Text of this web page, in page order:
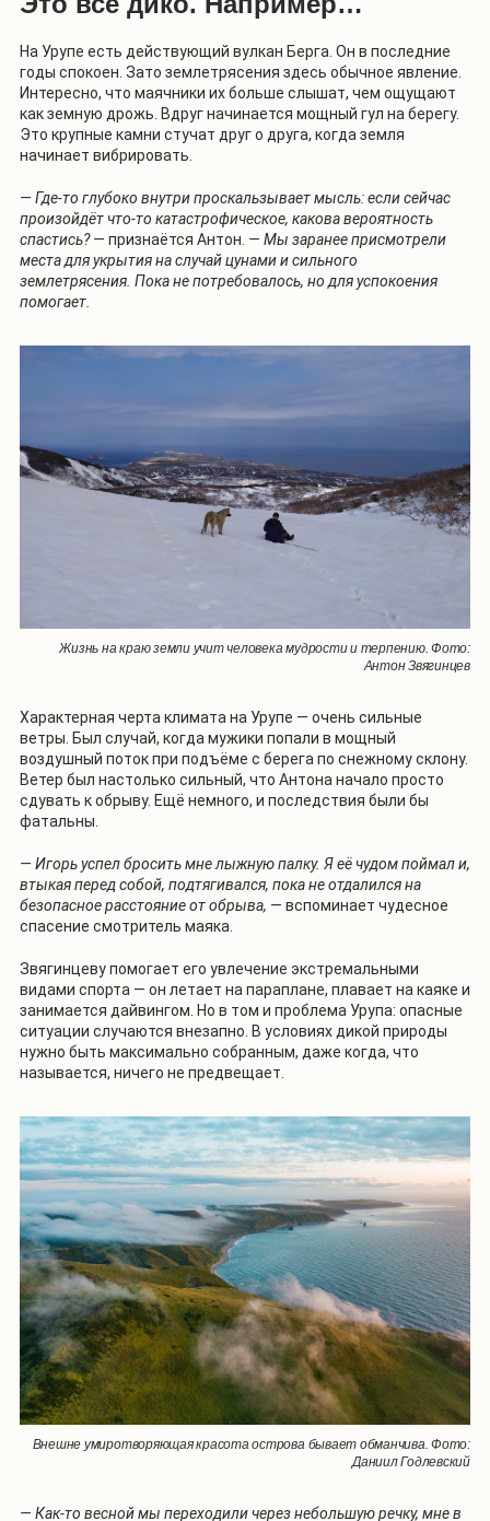
На Урупе есть действующий вулкан Берга. Он в последние
годы спокоен. Зато землетрясения здесь обычное явление.
Интересно, что маячники их больше слышат, чем ощущают
как земную дрожь. Вдруг начинается мощный гул на берегу.
Это крупные камни стучат друг о друга, когда земля
начинает вибрировать.
— Где-то глубоко внутри проскальзывает мысль: если сейчас
произойдёт что-то катастрофическое, какова вероятность
спастись?— признаётся Антон. — Мы заранее присмотрели
места для укрытия на случай цунами и сильного
землетрясения. Пока не потребовалось, но для успокоения
помогает.
Жизнь на краю земли учит человека мудрости и терпению. Фото:
Антон Звягинцев
Характерная черта климата на Урупе — очень сильные
ветры. Был случай, когда мужики попали в мощный
воздушный поток при подъёме с берега по снежному склону.
Ветер был настолько сильный, что Антона начало просто
сдувать к обрыву. Ещё немного, и последствия были бы
фатальны.
— Игорь успел бросить мне лыжную палку. Я её чудом поймал и,
втыкая перед собой, подтягивался, пока не отдалился на
безопасное расстояние от обрыва, — вспоминает чудесное
спасение смотритель маяка.
Звягинцеву помогает его увлечение экстремальными
видами спорта — он летает на параплане, плавает на каяке и
занимается дайвингом. Но в том и проблема Урупа: опасные
ситуации случаются внезапно. В условиях дикой природы
нужно быть максимально собранным, даже когда, что
называется, ничего не предвещает.
Внешне умиротворяющая красота острова бывает обманчива. Фото:
Даниил Годлевский
— Как-то весной мы переходили через небольшую речку, мне в